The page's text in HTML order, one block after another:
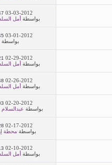
03-03-2012
بواسطة أمل
03-01-2012
بواسطة
02-29-2012
بواسطة أمل
02-26-2012
بواسطة أمل
02-20-2012
بواسطة عبدالسلام
02-17-2012
بواسطة محطة
02-10-2012
بواسطة أمل